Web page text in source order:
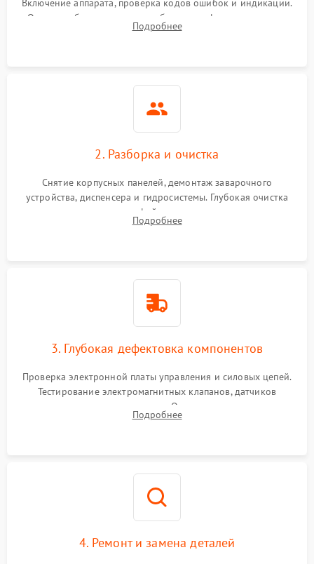
Включение аппарата, проверка кодов ошибок и индикации.
Оценка работы помпы, термоблока и кофемолки на слух.
Измерение температуры и давления воды для выявления
Подробнее
2. Разборка и очистка
Снятие корпусных панелей, демонтаж заварочного
устройства, диспенсера и гидросистемы. Глубокая очистка
внутренних узлов от кофейных масел, жмыха и накипи.
Промывка дренажных каналов и фильтров с использованием
Подробнее
3. Глубокая дефектовка компонентов
Проверка электронной платы управления и силовых цепей.
Тестирование электромагнитных клапанов, датчиков
температуры и расходомера. Оценка степени износа
жерновов кофемолки, уплотнительных колец гидросистемы
Подробнее
4. Ремонт и замена деталей